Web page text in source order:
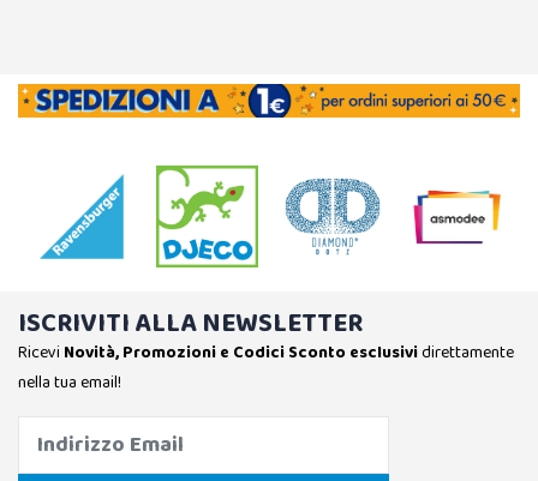
ISCRIVITI ALLA NEWSLETTER
Ricevi Novità, Promozioni e Codici Sconto esclusividirettamente
nella tua email!